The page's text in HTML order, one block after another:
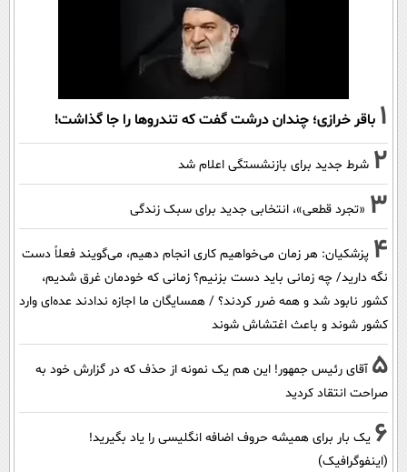
1 باقر خرازی؛ چندان درشت گفت که تندروها را جا گذاشت!
2 شرط جدید برای بازنشستگی اعلام شد
3 «تجرد قطعی»، انتخابی جدید برای سبک زندگی
4 پزشکیان: هر زمان می‌خواهیم کاری انجام دهیم، می‌گویند فعلاً دست
نگه دارید/ چه زمانی باید دست بزنیم؟ زمانی که خودمان غرق شدیم،
کشور نابود شد و همه ضرر کردند؟ / همسایگان ما اجازه ندادند عده‌ای وارد
کشور شوند و باعث اغتشاش شوند
5 آقای رئیس جمهور! این هم یک نمونه از حذف که در گزارش خود به
صراحت انتقاد کردید
6 یک بار برای همیشه حروف اضافه انگلیسی را یاد بگیرید!
(اینفوگرافیک)